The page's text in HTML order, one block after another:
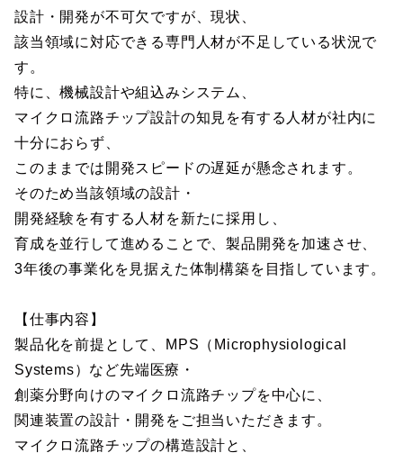
設計・開発が不可欠ですが、現状、
該当領域に対応できる専門人材が不足している状況で
す。
特に、機械設計や組込みシステム、
マイクロ流路チップ設計の知見を有する人材が社内に
十分におらず、
このままでは開発スピードの遅延が懸念されます。
そのため当該領域の設計・
開発経験を有する人材を新たに採用し、
育成を並行して進めることで、製品開発を加速させ、
3年後の事業化を見据えた体制構築を目指しています。
【仕事内容】
製品化を前提として、MPS（Microphysiological
Systems）など先端医療・
創薬分野向けのマイクロ流路チップを中心に、
関連装置の設計・開発をご担当いただきます。
マイクロ流路チップの構造設計と、